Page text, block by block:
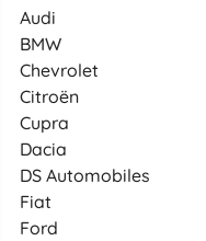
Audi
BMW
Chevrolet
Citroën
Cupra
Dacia
DS Automobiles
Fiat
Ford